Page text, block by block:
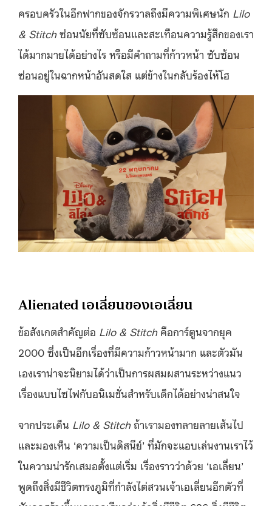
ครอบครัวในอีกฟากของจักรวาลถึงมีความพิเศษนัก Lilo
& Stitchซ่อนนัยที่ซับซ้อนและสะเทือนความรู้สึกของเรา
ได้มากมายได้อย่างไร หรือมีคำถามที่ก้าวหน้า ซับซ้อน
ซ่อนอยู่ในฉากหน้าอันสดใส แต่ข้างในกลับร้องไห้โฮ
Alienated เอเลี่ยนของเอเลี่ยน
ข้อสังเกตสำคัญต่อ Lilo & Stitchคือการ์ตูนจากยุค
2000 ซึ่งเป็นอีกเรื่องที่มีความก้าวหน้ามาก และตัวมัน
เองเราน่าจะนิยามได้ว่าเป็นการผสมผสานระหว่างแนว
เรื่องแบบไซไฟกับอนิเมชั่นสำหรับเด็กได้อย่างน่าสนใจ
จากประเด็น Lilo & Stitchถ้าเรามองทลายลายเส้นไป
และมองเห็น ‘ความเป็นดิสนีย์’ ที่มักจะแอบเล่นงานเราไว้
ในความน่ารักเสมอตั้งแต่เริ่ม เรื่องราวว่าด้วย ‘เอเลี่ยน’
พูดถึงสิ่งมีชีวิตทรงภูมิที่กำลังไต่สวนเจ้าเอเลี่ยนอีกตัวที่